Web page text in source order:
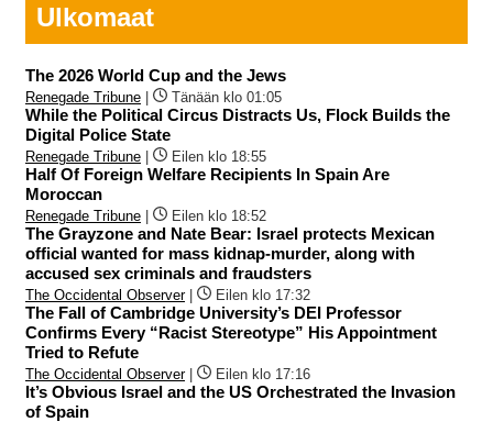
Ulkomaat
The 2026 World Cup and the Jews
Renegade Tribune Tänään klo 01:05
While the Political Circus Distracts Us, Flock Builds the
Digital Police State
Renegade Tribune Eilen klo 18:55
Half Of Foreign Welfare Recipients In Spain Are
Moroccan
Renegade Tribune Eilen klo 18:52
The Grayzone and Nate Bear: Israel protects Mexican
official wanted for mass kidnap-murder, along with
accused sex criminals and fraudsters
The Occidental Observer| Eilen klo 17:32
The Fall of Cambridge University’s DEI Professor
Confirms Every “Racist Stereotype” His Appointment
Tried to Refute
The Occidental Observer| Eilen klo 17:16
It’s Obvious Israel and the US Orchestrated the Invasion
of Spain